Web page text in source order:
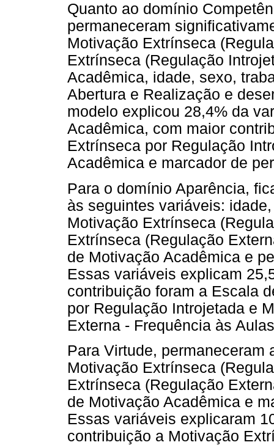
Quanto ao domínio
permaneceram
Motivação Extrínseca
Extrínseca (Regulação
Acadêmica, idade, sexo,
Abertura e Realização e
modelo explicou 28,4% da
Acadêmica, com maior
Extrínseca por Regulação
Acadêmica e marcador de
Para o domínio Aparência,
às seguintes variáveis:
Motivação Extrínseca
Extrínseca (Regulação
de Motivação Acadêmica e
Essas variáveis explicam
contribuição foram a Escala
por Regulação Introjetada e
Externa - Frequência às
Para Virtude,
Motivação Extrínseca
Extrínseca (Regulação
de Motivação Acadêmica e
Essas variáveis explicaram
contribuição a Motivação